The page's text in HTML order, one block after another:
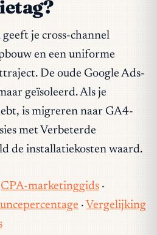
je cross-channel
en een uniforme
De oude Google Ads-
geïsoleerd. Als je
is migreren naar GA4-
met Verbeterde
de installatiekosten waard.
CPA-marketinggids ·
· Vergelijking